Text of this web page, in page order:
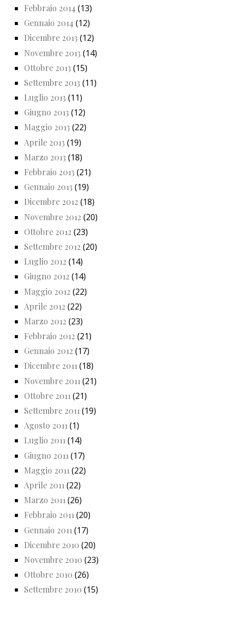
Febbraio 2014 (13)
Gennaio 2014 (12)
Dicembre 2013 (12)
Novembre 2013 (14)
Ottobre 2013 (15)
Settembre 2013 (11)
Luglio 2013 (11)
Giugno 2013 (12)
Maggio 2013 (22)
Aprile 2013 (19)
Marzo 2013 (18)
Febbraio 2013 (21)
Gennaio 2013 (19)
Dicembre 2012 (18)
Novembre 2012 (20)
Ottobre 2012 (23)
Settembre 2012 (20)
Luglio 2012 (14)
Giugno 2012 (14)
Maggio 2012 (22)
Aprile 2012 (22)
Marzo 2012 (23)
Febbraio 2012 (21)
Gennaio 2012 (17)
Dicembre 2011(18)
Novembre 2011 (21)
Ottobre 2011 (21)
Settembre 2011 (19)
Agosto 2011(1)
Luglio 2011(14)
Giugno 2011 (17)
Maggio 2011 (22)
Aprile 2011 (22)
Marzo 2011 (26)
Febbraio 2011(20)
Gennaio 2011 (17)
Dicembre 2010 (20)
Novembre 2010 (23)
Ottobre 2010 (26)
Settembre 2010 (15)